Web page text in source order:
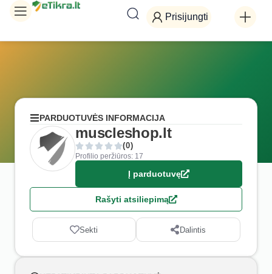
Prisijungti
PARDUOTUVĖS INFORMACIJA
muscleshop.lt
(0)
Profilio peržiūros: 17
Į parduotuvę
Rašyti atsiliepimą
Sekti Dalintis